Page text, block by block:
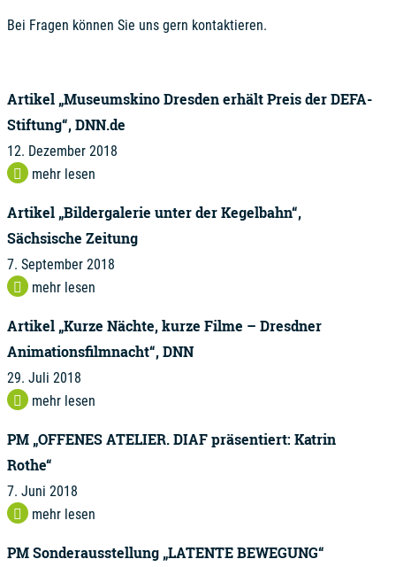
Bei Fragen können Sie uns gern kontaktieren.
Artikel „Museumskino Dresden erhält Preis der DEFA-
Stiftung“, DNN.de
12. Dezember 2018
mehr lesen
Artikel „Bildergalerie unter der Kegelbahn“,
Sächsische Zeitung
7. September 2018
mehr lesen
Artikel „Kurze Nächte, kurze Filme – Dresdner
Animationsfilmnacht“, DNN
29. Juli 2018
mehr lesen
PM „OFFENES ATELIER. DIAF präsentiert: Katrin
Rothe“
7. Juni 2018
mehr lesen
PM Sonderausstellung „LATENTE BEWEGUNG“